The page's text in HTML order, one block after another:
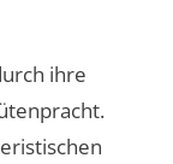
ihre